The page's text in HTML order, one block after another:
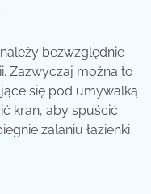
bezwzględnie
Zazwyczaj można to
się pod umywalką
kran, aby spuścić
zalaniu łazienki